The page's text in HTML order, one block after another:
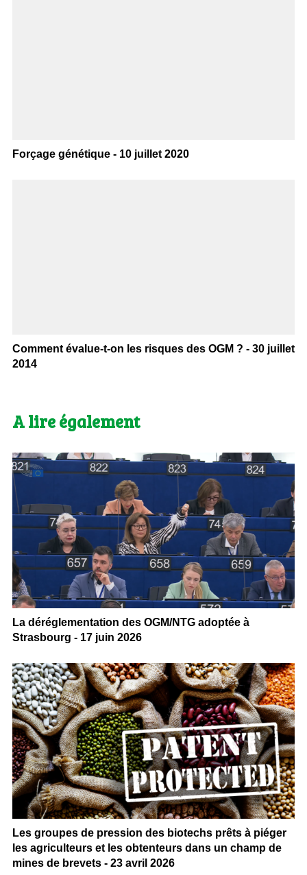
Forçage génétique - 10 juillet 2020
Comment évalue-t-on les risques des OGM ? - 30 juillet
2014
A lire également
La déréglementation des OGM/NTG adoptée à
Strasbourg - 17 juin 2026
Les groupes de pression des biotechs prêts à piéger
les agriculteurs et les obtenteurs dans un champ de
mines de brevets - 23 avril 2026